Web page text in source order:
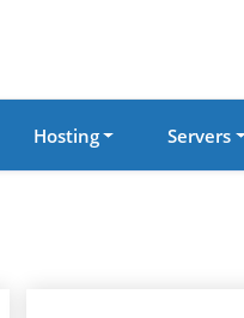
Hosting Servers